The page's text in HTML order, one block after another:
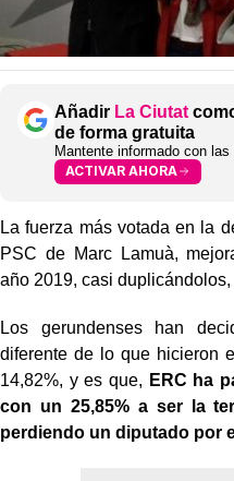
Añadir La Ciutat
de forma gratuita
Mantente informado con
ACTIVAR AHORA
La fuerza más votada en la
PSC de Marc Lamuà,
año 2019, casi
Los gerundenses han
diferente de lo que hicieron
14,82%, y es que, ERC ha
con un 25,85% a ser la
perdiendo un diputado por